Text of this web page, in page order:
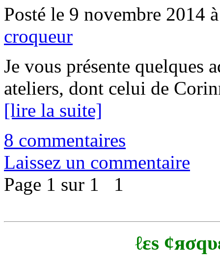
Posté le 9 novembre 2014
croqueur
Je vous présente quelques
ateliers, dont celui de
[lire la suite]
8 commentaires
Laissez un commentaire
Page 1 sur 1
1
ℓεs